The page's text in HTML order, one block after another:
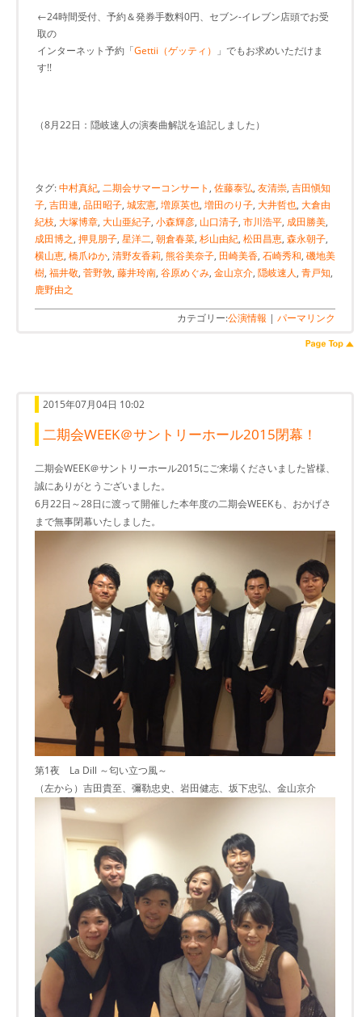
←24時間受付、予約＆発券手数料0円、セブン-イレブン店頭でお受
取の
インターネット予約「Gettii（ゲッティ） 」でもお求めいただけま
す!!
（8月22日：隠岐速人の演奏曲解説を追記しました）
タグ:中村真紀, 二期会サマーコンサート, 佐藤泰弘, 友清崇, 吉田愼知
子, 吉田連, 品田昭子, 城宏憲, 増原英也, 増田のり子, 大井哲也, 大倉由
紀枝, 大塚博章, 大山亜紀子, 小森輝彦, 山口清子, 市川浩平, 成田勝美,
成田博之, 押見朋子, 星洋二, 朝倉春菜, 杉山由紀, 松田昌恵, 森永朝子,
横山恵, 橋爪ゆか, 清野友香莉, 熊谷美奈子, 田崎美香, 石崎秀和, 磯地美
樹, 福井敬, 菅野敦, 藤井玲南, 谷原めぐみ, 金山京介, 隠岐速人, 青戸知,
鹿野由之
カテゴリー:公演情報 | パーマリンク
2015年07月04日 10:02
二期会WEEK＠サントリーホール2015閉幕！
二期会WEEK＠サントリーホール2015にご来場くださいました皆様、
誠にありがとうございました。
6月22日～28日に渡って開催した本年度の二期会WEEKも、おかげさ
まで無事閉幕いたしました。
第1夜 La Dill ～匂い立つ風～
（左から）吉田貴至、彌勒忠史、岩田健志、坂下忠弘、金山京介